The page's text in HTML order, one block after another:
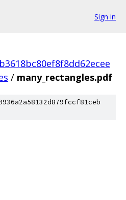
Sign in
/ many_rectangles.pdf